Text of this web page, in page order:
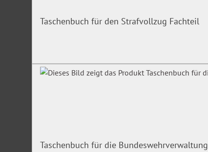
Taschenbuch für den Strafvollzug Fachteil
Taschenbuch für die Bundeswehrverwaltung